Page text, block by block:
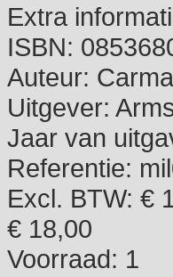
Extra
ISBN:
Auteur:
Uitgever:
Jaar van
Referentie:
Excl. BTW: €
€ 18,00
Voorraad: 1